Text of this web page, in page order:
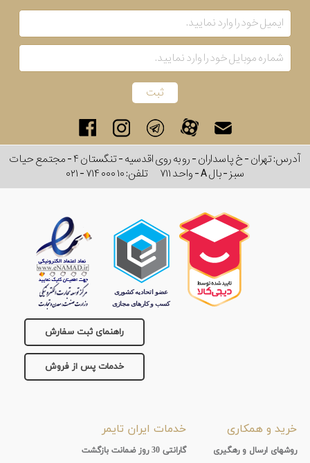
آدرس: تهران - خ پاسداران - رو به روی اقدسیه - تنگستان ۴ - مجتمع حیات
سبز - بال A - واحد ۷۱۱
تلفن:۰۲۱ - ۷۱۴ ۰۰۰ ۱۰
راهنمای ثبت سفارش
خدمات پس از فروش
خرید و همکاری
روشهای ارسال و رهگیری
خدمات ایران تایمر
گارانتی 30 روز ضمانت بازگشت